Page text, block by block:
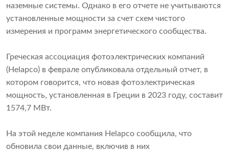
наземные системы. Однако в его отчете не учитываются
установленные мощности за счет схем чистого
измерения и программ энергетического сообщества.
Греческая ассоциация фотоэлектрических компаний
(Helapco) в феврале опубликовала отдельный отчет, в
котором говорится, что новая фотоэлектрическая
мощность, установленная в Греции в 2023 году, составит
1574,7 МВт.
На этой неделе компания Helapco сообщила, что
обновила свои данные, включив в них